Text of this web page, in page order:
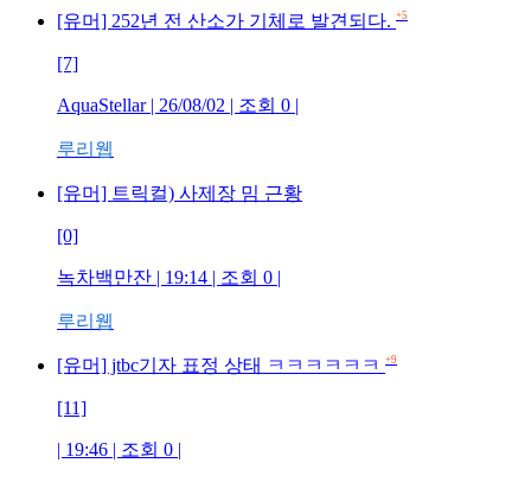
[유머] 252년 전 산소가 기체로 발견되다. +5
[7]
AquaStellar | 26/08/02 | 조회 0 |
루리웹
[유머] 트릭컬) 사제장 밈 근황
[0]
녹차백만잔 | 19:14 | 조회 0 |
루리웹
[유머] jtbc기자 표정 상태 ㅋㅋㅋㅋㅋㅋ +9
[11]
| 19:46 | 조회 0 |